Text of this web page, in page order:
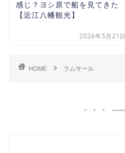
感じ？ヨシ原で船を見てきた
【近江八幡観光】
2026年3月21日
HOME ラムサール